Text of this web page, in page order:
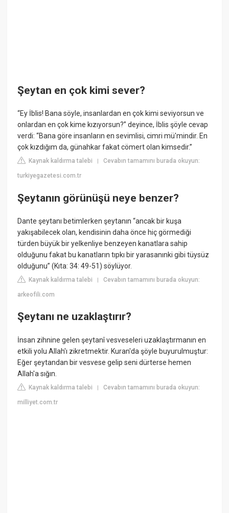
Şeytan en çok kimi sever?
“Ey İblis! Bana söyle, insanlardan en çok kimi seviyorsun ve
onlardan en çok kime kızıyorsun?” deyince, İblis şöyle cevap
verdi: “Bana göre insanların en sevimlisi, cimri mü'mindir. En
çok kızdığım da, günahkar fakat cömert olan kimsedir.”
Kaynak kaldırma talebi |Cevabın tamamını burada okuyun:
turkiyegazetesi.com.tr
Şeytanın görünüşü neye benzer?
Dante şeytanı betimlerken şeytanın “ancak bir kuşa
yakışabilecek olan, kendisinin daha önce hiç görmediği
türden büyük bir yelkenliye benzeyen kanatlara sahip
olduğunu fakat bu kanatların tıpkı bir yarasanınki gibi tüysüz
olduğunu” (Kıta: 34: 49-51) söylüyor.
Kaynak kaldırma talebi |Cevabın tamamını burada okuyun:
arkeofili.com
Şeytanı ne uzaklaştırır?
İnsan zihnine gelen şeytanî vesveseleri uzaklaştırmanın en
etkili yolu Allah'ı zikretmektir. Kuran'da şöyle buyurulmuştur:
Eğer şeytandan bir vesvese gelip seni dürterse hemen
Allah'a sığın.
Kaynak kaldırma talebi |Cevabın tamamını burada okuyun:
milliyet.com.tr